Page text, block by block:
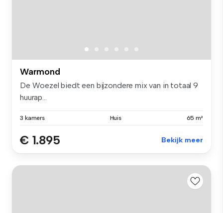
Warmond
De Woezel biedt een bijzondere mix van in totaal 9
huurap...
3 kamers Huis 65 m²
€ 1.895 Bekijk meer